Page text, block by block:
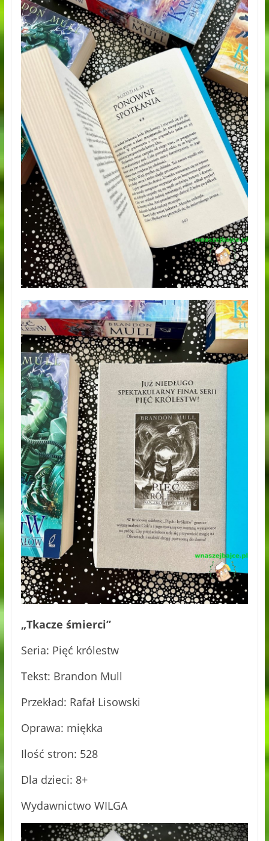
„Tkacze śmierci”
Seria: Pięć królestw
Tekst: Brandon Mull
Przekład: Rafał Lisowski
Oprawa: miękka
Ilość stron: 528
Dla dzieci: 8+
Wydawnictwo WILGA